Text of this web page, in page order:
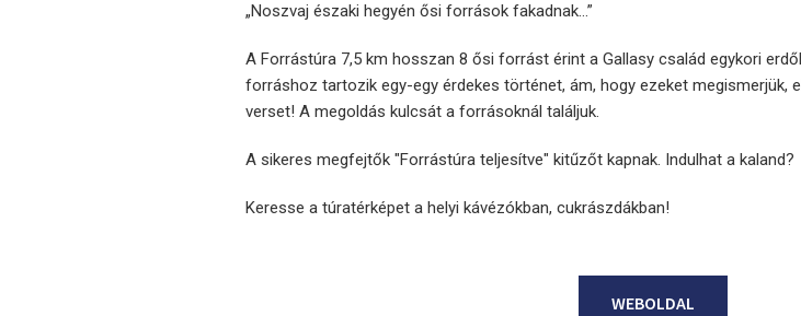
„Noszvaj északi hegyén ősi források fakadnak…”
A Forrástúra 7,5 km hosszan 8 ősi forrást érint a Gallasy család egykori
forráshoz tartozik egy-egy érdekes történet, ám, hogy ezeket megismerjük,
verset! A megoldás kulcsát a forrásoknál találjuk.
A sikeres megfejtők "Forrástúra teljesítve" kitűzőt kapnak. Indulhat a kaland?
Keresse a túratérképet a helyi kávézókban, cukrászdákban!
WEBOLDAL